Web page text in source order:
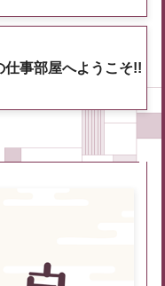
仕事部屋へようこそ!!